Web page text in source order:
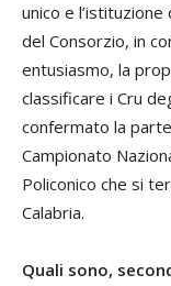
unico e
del Consorzio, in
entusiasmo, la
classificare i Cru
confermato la
Campionato
Policonico che si
Calabria.
Quali sono,